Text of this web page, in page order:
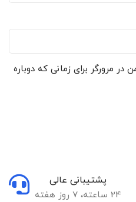
در مرورگر برای زمانی که دوباره
پشتیبانی عالی
24 ساعته، 7 روز هفته